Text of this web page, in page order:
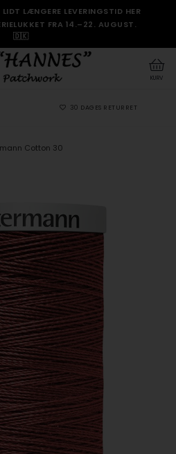
LÆNGERE LEVERINGSTID HER
FRA 14.–22. AUGUST.
🇩🇰
KURV
30 DAGES RETURRET
Cotton 30